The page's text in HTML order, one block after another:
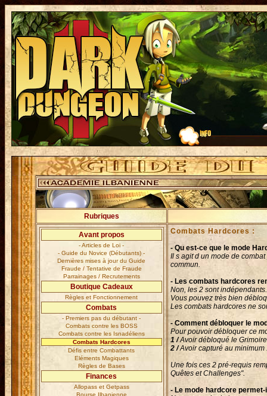
Rubriques
Avant propos
- Articles de Loi -
- Guide du Novice (Débutants) -
Dernières mises à jour du Guide
Fraude / Tentative de Fraude
Parrainages / Recrutements
Boutique Cadeaux
Règles et Fonctionnement
Combats
- Premiers pas du débutant -
Combats contre les BOSS
Combats contre les Isnadéliens
Combats Hardcores
Défis entre Combattants
Eléments Magiques
Règles de Bases
Finances
Allopass et Getpass
Bourse Ilbanienne
Combats Hardcores :
- Qu est-ce que le mode
Il s agit d un mode de
commun.
- Les combats hardcores
Non, les 2 sont indépendants.
Vous pouvez très bien
Les combats hardcores ne
- Comment débloquer le
Pour pouvoir débloquer ce
1 /Avoir débloqué le
2 /Avoir capturé au minimum
Une fois ces 2 pré-requis
Quêtes et Challenges".
- Le mode hardcore